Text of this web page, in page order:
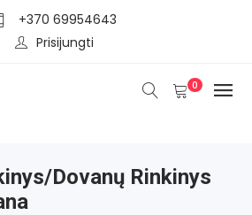
+370 69954643
Prisijungti
0
dovanų Rinkinys